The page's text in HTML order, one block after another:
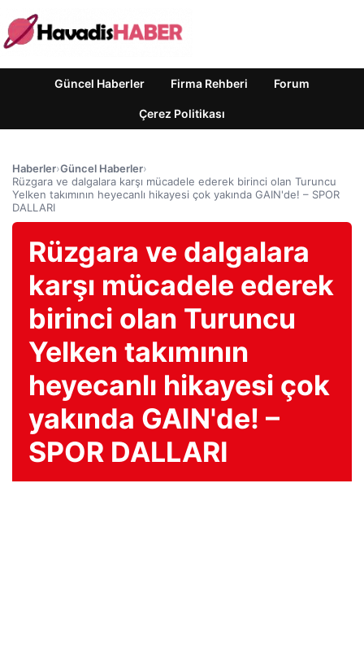
Güncel Haberler Firma Rehberi Forum
Çerez Politikası
Haberler›Güncel Haberler›
Rüzgara ve dalgalara karşı mücadele ederek birinci olan Turuncu
Yelken takımının heyecanlı hikayesi çok yakında GAIN'de! – SPOR
DALLARI
Rüzgara ve dalgalara
karşı mücadele ederek
birinci olan Turuncu
Yelken takımının
heyecanlı hikayesi çok
yakında GAIN'de! –
SPOR DALLARI